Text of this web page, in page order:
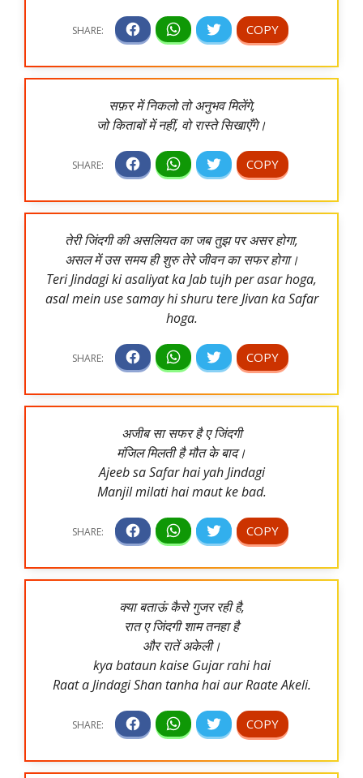
सफ़र में निकलो तो अनुभव मिलेंगे,
जो किताबों में नहीं, वो रास्ते सिखाएँगे।
तेरी जिंदगी की असलियत का जब तुझ पर असर होगा,
असल में उस समय ही शुरु तेरे जीवन का सफर होगा।
Teri Jindagi ki asaliyat ka Jab tujh per asar hoga,
asal mein use samay hi shuru tere Jivan ka Safar
hoga.
अजीब सा सफर है ए जिंदगी
मंजिल मिलती है मौत के बाद।
Ajeeb sa Safar hai yah Jindagi
Manjil milati hai maut ke bad.
क्या बताऊं कैसे गुजर रही है,
रात ए जिंदगी शाम तनहा है
और रातें अकेली।
kya bataun kaise Gujar rahi hai
Raat a Jindagi Shan tanha hai aur Raate Akeli.